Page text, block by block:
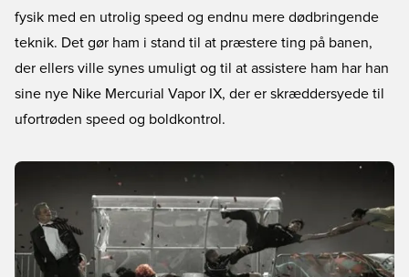
fysik med en utrolig speed og endnu mere dødbringende
teknik. Det gør ham i stand til at præstere ting på banen,
der ellers ville synes umuligt og til at assistere ham har han
sine nye Nike Mercurial Vapor IX, der er skræddersyede til
ufortrøden speed og boldkontrol.